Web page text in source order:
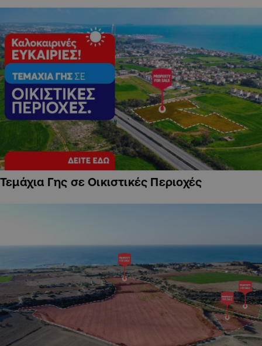
Τεμάχια Γης σε Οικιστικές Περιοχές